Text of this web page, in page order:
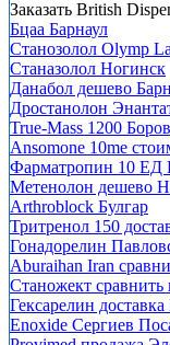
Заказать British
Бцаа Барнаул
Станозолол Olymp
Станазолол Ногинск
Данабол дешево
Дростанолон
True-Mass 1200
Ansomone 10me
Фарматропин 10 ЕД
Метенолон дешево
Arthroblock Булгар
Тритренол 150
Гонадорелин
Aburaihan Iran
Станожект
Гексарелин
Enoxide Сергиев